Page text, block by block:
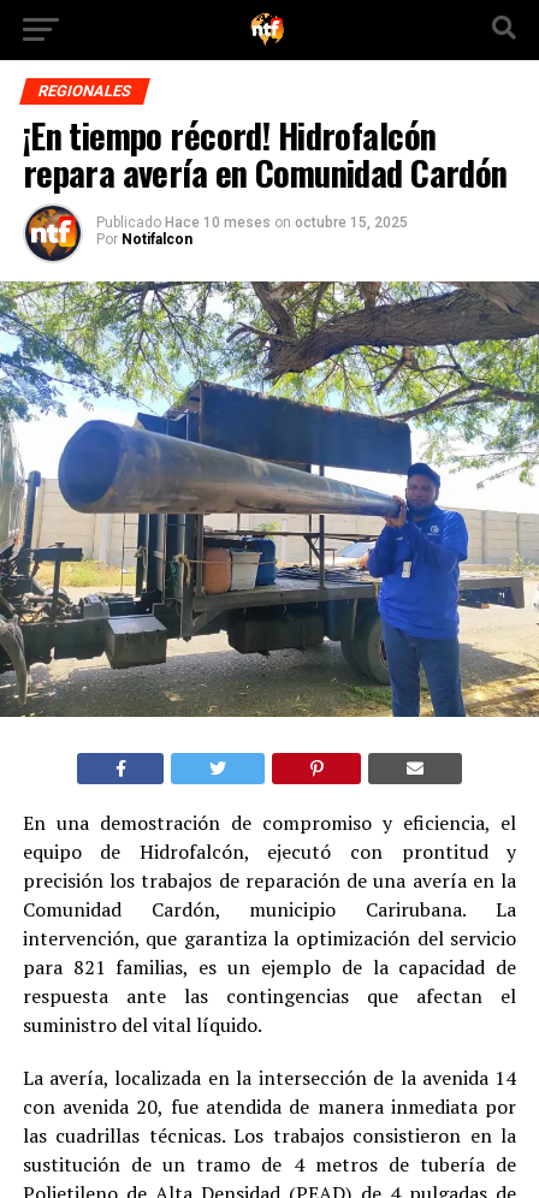
REGIONALES
¡En tiempo récord! Hidrofalcón
repara avería en Comunidad Cardón
Publicado Hace 10 meses on octubre 15, 2025
Por Notifalcon
En una demostración de compromiso y eficiencia, el
equipo de Hidrofalcón, ejecutó con prontitud y
precisión los trabajos de reparación de una avería en la
Comunidad Cardón, municipio Carirubana. La
intervención, que garantiza la optimización del servicio
para 821 familias, es un ejemplo de la capacidad de
respuesta ante las contingencias que afectan el
suministro del vital líquido.
La avería, localizada en la intersección de la avenida 14
con avenida 20, fue atendida de manera inmediata por
las cuadrillas técnicas. Los trabajos consistieron en la
sustitución de un tramo de 4 metros de tubería de